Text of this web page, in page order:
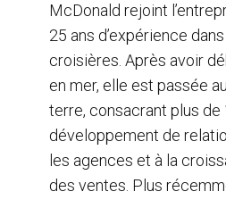
McDonald rejoint
25 ans d’expérience
croisières. Après avoir
en mer, elle est passée
terre, consacrant plus de
développement de
les agences et à la
des ventes. Plus